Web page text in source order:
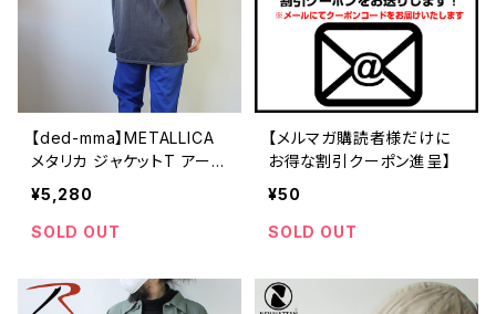
【ded-mma】METALLICA
メタリカ ジャケットT アーテ
ィストT ヴィンテージ加工
デッドストック ストリート メ
ンズ USA アメリカ アメリカ
¥5,280
SOLD OUT
【メルマガ購読者様だけに
お得な割引クーポン進呈】
¥50
SOLD OUT